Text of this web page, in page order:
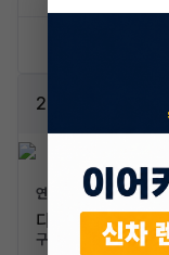
2.0 D
연료/연비
디젤 / 15.2km/L
구분/좌석